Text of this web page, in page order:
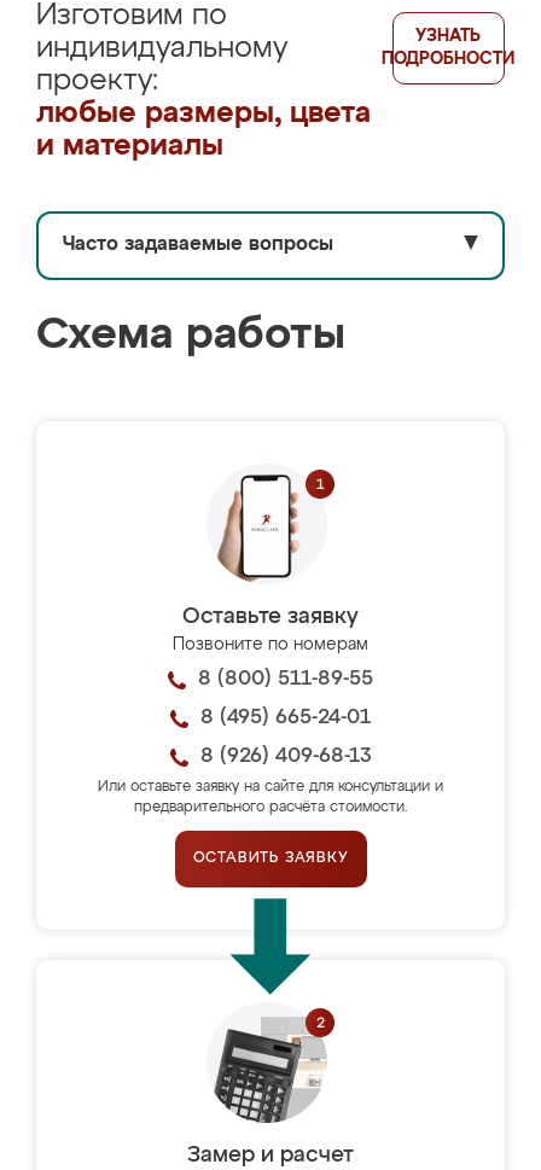
Изготовим по
индивидуальному
проекту:
любые размеры, цвета
и материалы
УЗНАТЬ
ПОДРОБНОСТИ
Часто задаваемые вопросы ▼
Схема работы
Оставьте заявку
Позвоните по номерам
8 (800) 511-89-55
8 (495) 665-24-01
8 (926) 409-68-13
Или оставьте заявку на сайте для консультации и
предварительного расчёта стоимости.
ОСТАВИТЬ ЗАЯВКУ
Замер и расчет